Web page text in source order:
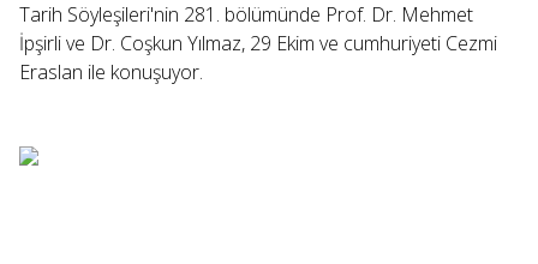
Tarih Söyleşileri'nin 281. bölümünde Prof. Dr. Mehmet
İpşirli ve Dr. Coşkun Yılmaz, 29 Ekim ve cumhuriyeti Cezmi
Eraslan ile konuşuyor.